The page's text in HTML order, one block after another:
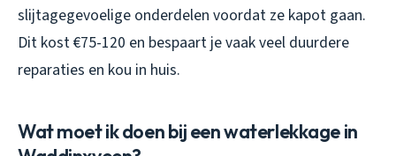
slijtagegevoelige onderdelen voordat ze kapot gaan.
Dit kost €75-120 en bespaart je vaak veel duurdere
reparaties en kou in huis.
Wat moet ik doen bij een waterlekkage in